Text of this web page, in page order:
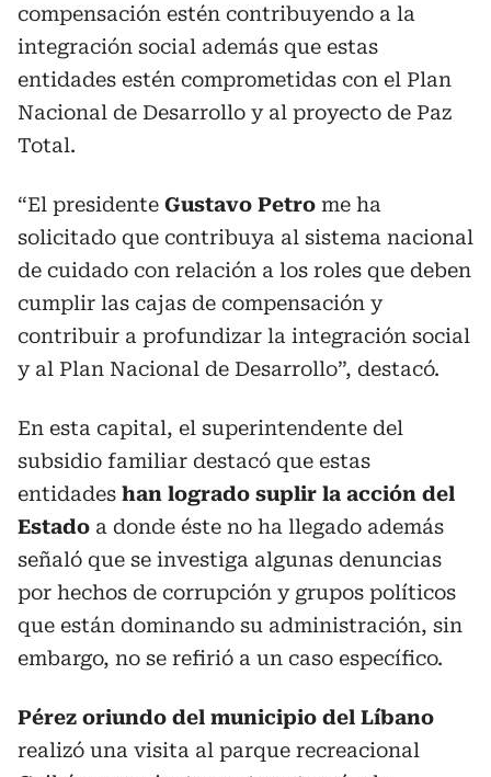
compensación estén contribuyendo a la
integración social además que estas
entidades estén comprometidas con el Plan
Nacional de Desarrollo y al proyecto de Paz
Total.
“El presidente Gustavo Petro me ha
solicitado que contribuya al sistema nacional
de cuidado con relación a los roles que deben
cumplir las cajas de compensación y
contribuir a profundizar la integración social
y al Plan Nacional de Desarrollo”, destacó.
En esta capital, el superintendente del
subsidio familiar destacó que estas
entidades han logrado suplir la acción del
Estado a donde éste no ha llegado además
señaló que se investiga algunas denuncias
por hechos de corrupción y grupos políticos
que están dominando su administración, sin
embargo, no se refirió a un caso específico.
Pérez oriundo del municipio del Líbano
realizó una visita al parque recreacional